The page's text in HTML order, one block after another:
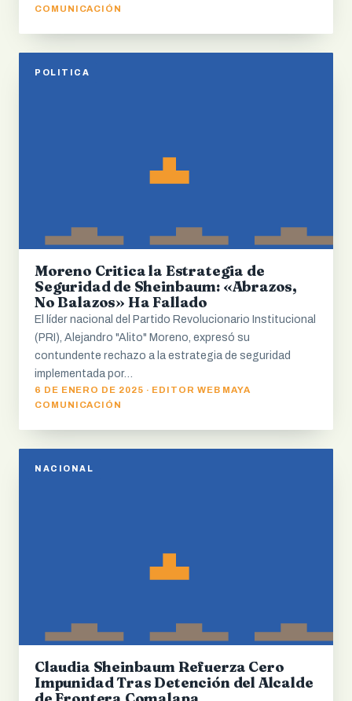
COMUNICACIÓN
POLITICA
Moreno Critica la Estrategia de
Seguridad de Sheinbaum: «Abrazos,
No Balazos» Ha Fallado
El líder nacional del Partido Revolucionario Institucional
(PRI), Alejandro "Alito" Moreno, expresó su
contundente rechazo a la estrategia de seguridad
implementada por…
6 DE ENERO DE 2025 · EDITOR WEB MAYA
COMUNICACIÓN
NACIONAL
Claudia Sheinbaum Refuerza Cero
Impunidad Tras Detención del Alcalde